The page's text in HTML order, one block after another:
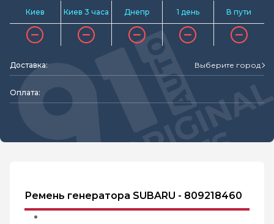
Киев Киев 3 часа Днепр 1 день В пути
Доставка: Выберите город
Оплата:
Ремень генератора SUBARU - 809218460